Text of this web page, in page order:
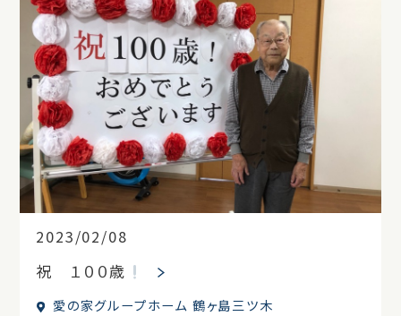
2023/02/08
祝 １００歳
愛の家グループホーム 鶴ヶ島三ツ木